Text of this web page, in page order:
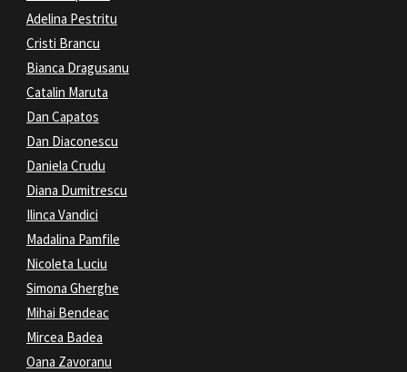
Adelina Pestritu
Cristi Brancu
Bianca Dragusanu
Catalin Maruta
Dan Capatos
Dan Diaconescu
Daniela Crudu
Diana Dumitrescu
Ilinca Vandici
Madalina Pamfile
Nicoleta Luciu
Simona Gherghe
Mihai Bendeac
Mircea Badea
Oana Zavoranu